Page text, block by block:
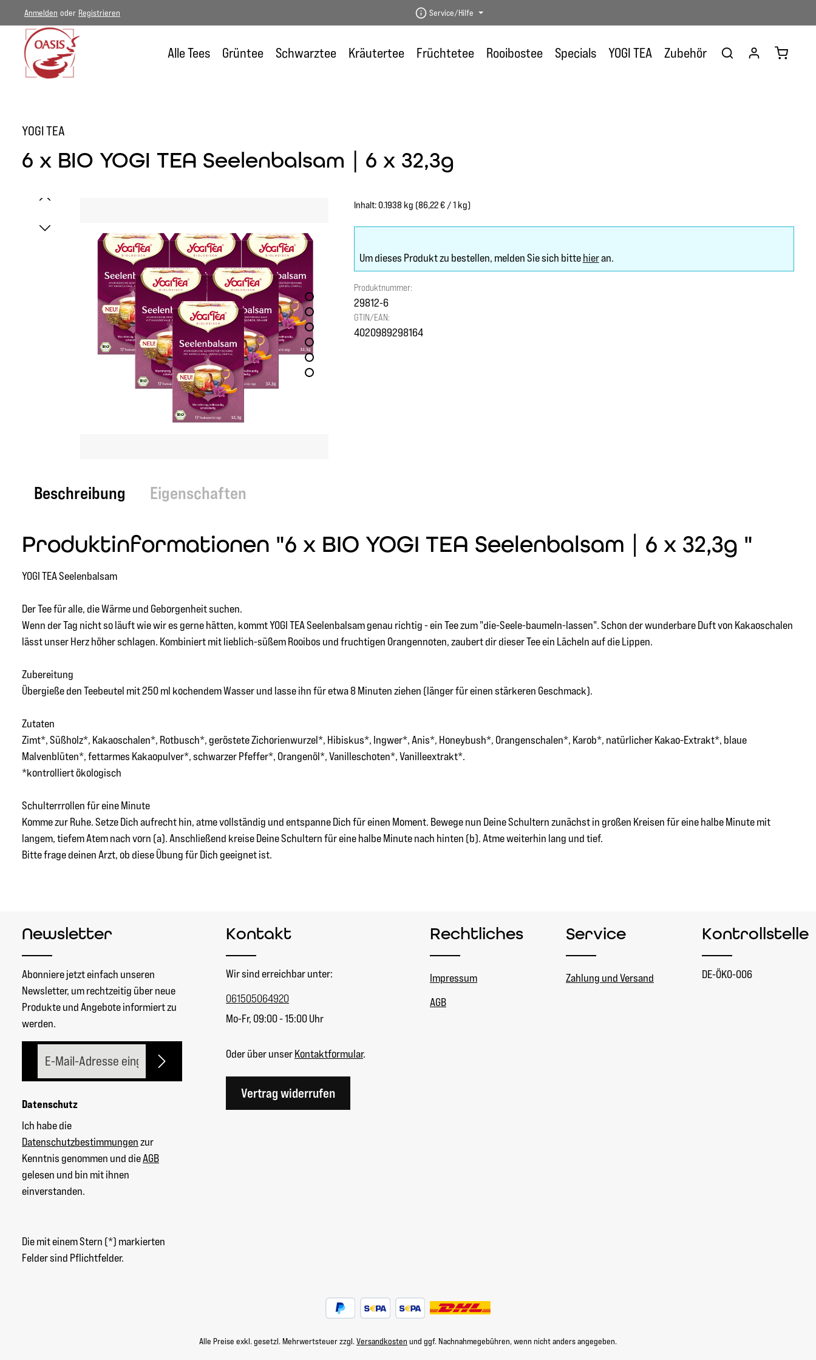
Hauptinhalt springen
Zur Hauptnavigation springen
Anmelden oder Registrieren Service/Hilfe
Alle Tees Grüntee Schwarztee Kräutertee Früchtetee Rooibostee Specials YOGI TEA Zubehör
YOGI TEA
6 x BIO YOGI TEA Seelenbalsam | 6 x 32,3g
Inhalt:0.1938 kg (86,22 € / 1 kg)
Um dieses Produkt zu bestellen, melden Sie sich bittehieran.
Produktnummer:
29812-6
GTIN/EAN:
4020989298164
Beschreibung Eigenschaften
Produktinformationen "6 x BIO YOGI TEA Seelenbalsam | 6 x 32,3g "
YOGI TEA Seelenbalsam
Der Tee für alle, die Wärme und Geborgenheit suchen.
Wenn der Tag nicht so läuft wie wir es gerne hätten, kommt YOGI TEA Seelenbalsam genau richtig - ein Tee zum "die-Seele-baumeln-lassen". Schon der wunderbare Duft von Kakaoschalen
lässt unser Herz höher schlagen. Kombiniert mit lieblich-süßem Rooibos und fruchtigen Orangennoten, zaubert dir dieser Tee ein Lächeln auf die Lippen.
Zubereitung
Übergieße den Teebeutel mit 250 ml kochendem Wasser und lasse ihn für etwa 8 Minuten ziehen (länger für einen stärkeren Geschmack).
Zutaten
Zimt*, Süßholz*, Kakaoschalen*, Rotbusch*, geröstete Zichorienwurzel*, Hibiskus*, Ingwer*, Anis*, Honeybush*, Orangenschalen*, Karob*, natürlicher Kakao-Extrakt*, blaue
Malvenblüten*, fettarmes Kakaopulver*, schwarzer Pfeffer*, Orangenöl*, Vanilleschoten*, Vanilleextrakt*.
*kontrolliert ökologisch
Schulterrrollen für eine Minute
Komme zur Ruhe. Setze Dich aufrecht hin, atme vollständig und entspanne Dich für einen Moment. Bewege nun Deine Schultern zunächst in großen Kreisen für eine halbe Minute mit
langem, tiefem Atem nach vorn (a). Anschließend kreise Deine Schultern für eine halbe Minute nach hinten (b). Atme weiterhin lang und tief.
Bitte frage deinen Arzt, ob diese Übung für Dich geeignet ist.
Newsletter
Abonniere jetzt einfach unseren
Newsletter, um rechtzeitig über neue
Produkte und Angebote informiert zu
werden.
Datenschutz
Ich habe die
Datenschutzbestimmungenzur
Kenntnis genommen und dieAGB
gelesen und bin mit ihnen
einverstanden.
Die mit einem Stern (*) markierten
Felder sind Pflichtfelder.
Kontakt
Wir sind erreichbar unter:
061505064920
Mo-Fr, 09:00 - 15:00 Uhr
Oder über unserKontaktformular.
Vertrag widerrufen
Rechtliches
Impressum
AGB
Service
Zahlung und Versand
Kontrollstelle
DE-ÖKO-006
Alle Preise exkl. gesetzl. Mehrwertsteuer zzgl. Versandkosten und ggf. Nachnahmegebühren, wenn nicht anders angegeben.